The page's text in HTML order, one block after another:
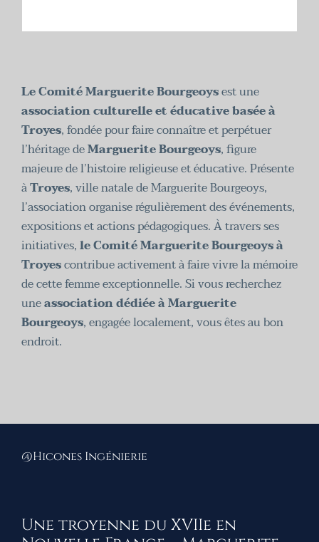
Le Comité Marguerite Bourgeoysest une
association culturelle et éducative basée à
Troyes, fondée pour faire connaître et perpétuer
l’héritage deMarguerite Bourgeoys, figure
majeure de l’histoire religieuse et éducative. Présente
àTroyes, ville natale de Marguerite Bourgeoys,
l’association organise régulièrement des événements,
expositions et actions pédagogiques. À travers ses
initiatives,le Comité Marguerite Bourgeoys à
Troyescontribue activement à faire vivre la mémoire
de cette femme exceptionnelle. Si vous recherchez
uneassociation dédiée à Marguerite
Bourgeoys, engagée localement, vous êtes au bon
endroit.
@Hicones Ingénierie
Une troyenne du XVIIe en